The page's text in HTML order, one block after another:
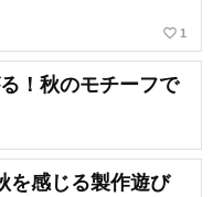
favorite_border 1
！秋のモチーフで
を感じる製作遊び